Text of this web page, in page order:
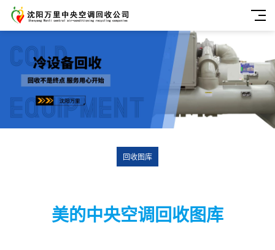
回收图库
美的中央空调回收图库